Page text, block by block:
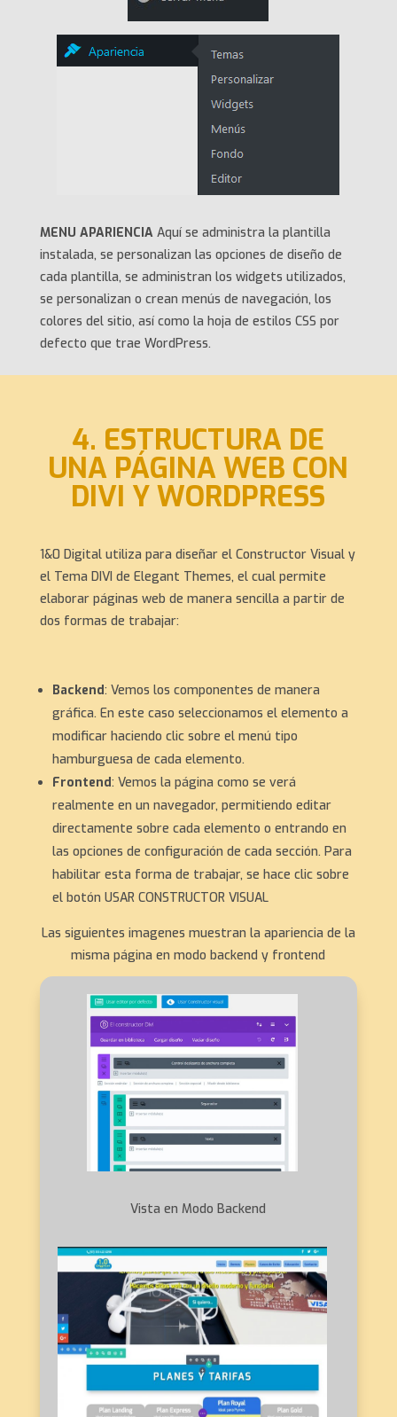
MENU APARIENCIAAquí se administra la plantilla
instalada, se personalizan las opciones de diseño de
cada plantilla, se administran los widgets utilizados,
se personalizan o crean menús de navegación, los
colores del sitio, así como la hoja de estilos CSS por
defecto que trae WordPress.
4. ESTRUCTURA DE
UNA PÁGINA WEB CON
DIVI Y WORDPRESS
1&0 Digital utiliza para diseñar el Constructor Visual y
el Tema DIVI de Elegant Themes, el cual permite
elaborar páginas web de manera sencilla a partir de
dos formas de trabajar:
Backend: Vemos los componentes de manera
gráfica. En este caso seleccionamos el elemento a
modificar haciendo clic sobre el menú tipo
hamburguesa de cada elemento.
Frontend: Vemos la página como se verá
realmente en un navegador, permitiendo editar
directamente sobre cada elemento o entrando en
las opciones de configuración de cada sección. Para
habilitar esta forma de trabajar, se hace clic sobre
el botón USAR CONSTRUCTOR VISUAL
Las siguientes imagenes muestran la apariencia de la
misma página en modo backend y frontend
Vista en Modo Backend